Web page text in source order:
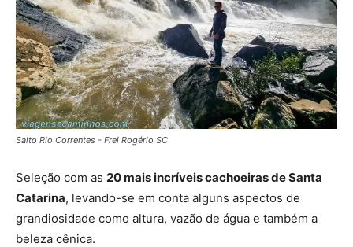
Salto Rio Correntes - Frei Rogério SC
Seleção com as 20 mais incríveis cachoeiras de Santa
Catarina, levando-se em conta alguns aspectos de
grandiosidade como altura, vazão de água e também a
beleza cênica.